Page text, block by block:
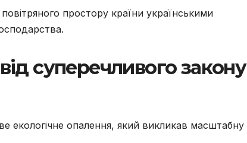
простору країни українськими
суперечливого закону
екологічне опалення, який викликав масштабну